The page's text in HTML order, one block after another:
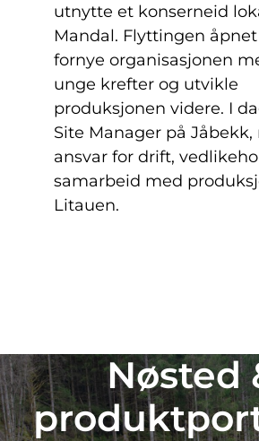
utnytte et konserneid
Mandal. Flyttingen åpnet
fornye organisasjonen
unge krefter og utvikle
produksjonen videre. I
Site Manager på Jåbekk,
ansvar for drift,
samarbeid med
Litauen.
Nøsted